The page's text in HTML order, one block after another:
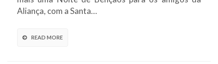
Aliança, com a Santa…
READ MORE